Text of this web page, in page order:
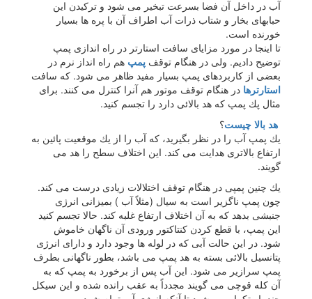
آب در داخل آن فضا بسرعت تبخیر می شود و تركیدن این
حبابهای بخار و شتاب ذرات آب اطراف آن با پره ها بسیار
خورنده است.
تا اینجا در مورد مزایای سافت استارتر در راه اندازی پمپ
توضیح دادیم. ولی در هنگام توقف پمپ هم راه انداز نرم در
بعضی از كاربردهای پمپ بسیار مفید ظاهر می شود. كه سافت
استارترها در هنگام توقف موتور هم آنرا كنترل می كنند. برای
مثال پك پمپ كه هد بالائی دارد را تجسم كنید.
هد بالا چیست؟
یك پمپ آب را در نظر بگیرید، كه آب را از یك موقعیت پائین به
ارتفاع بالاتری هدایت می كند. این اختلاف سطح را هد می
گویند.
یك چنین پمپی در هنگام توقف اختلالات زیادی درست می كند.
چون پمپ ناگزیر است به سیال (مثلاً آب ) بمیزانی انرژی
جنبشی بدهد كه به آن اختلاف ارتفاع غلبه كند. حالا تجسم كنید
این پمپ، با قطع كردن كنتاكتور ورودی آن ناگهان خاموش
شود. در این حالت آبی كه در لوله ها وجود دارد و دارای انرژی
پتانسیل بالائی بسته به هد پمپ می باشد، بطور ناگهانی بطرف
پمپ سرازیر می شود. این آب پس از برخورد به پمپ كه به
آن كله قوچی می گویند مجدداً به عقب رانده شده و این سیكل